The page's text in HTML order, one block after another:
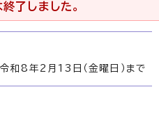
了しました。
和8年2月13日（金曜日）まで